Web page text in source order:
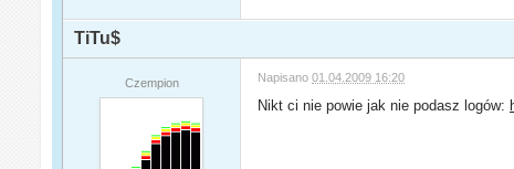
TiTu$
Czempion Napisano01.04.2009 16:20
Nikt ci nie powie jak nie podasz logów: